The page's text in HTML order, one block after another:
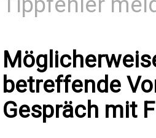
betreffende
Gespräch mit